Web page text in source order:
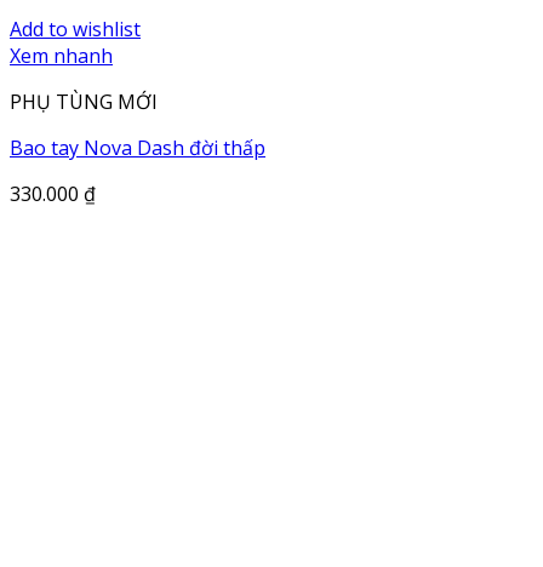
Add to wishlist
Xem nhanh
PHỤ TÙNG MỚI
Bao tay Nova Dash đời thấp
330.000 ₫